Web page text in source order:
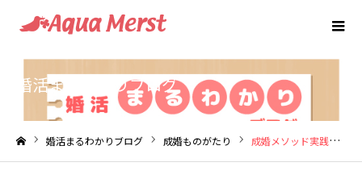
婚活まるわかりブログ
婚活まるわかりブログ 成婚ものがたり 成婚メソッド実践！入会５か月ご成婚♥